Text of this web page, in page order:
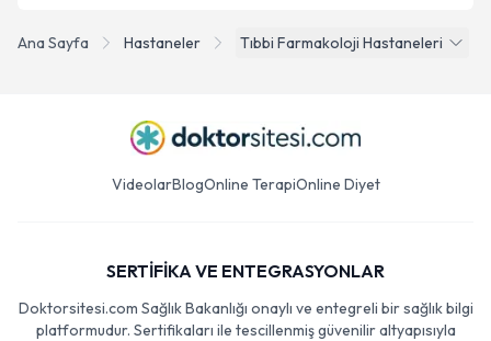
Ana Sayfa Hastaneler Tıbbi Farmakoloji Hastaneleri
VideolarBlogOnline TerapiOnline Diyet
SERTİFİKA VE ENTEGRASYONLAR
Doktorsitesi.com Sağlık Bakanlığı onaylı ve entegreli bir sağlık bilgi
platformudur. Sertifikaları ile tescillenmiş güvenilir altyapısıyla